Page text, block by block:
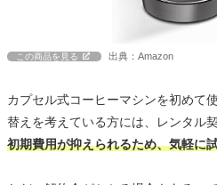
この商品を見る 出典：Amazon
カプセル式コーヒーマシンを初めて
替えを考えている方には、レンタル
初期費用が抑えられるため、気軽に